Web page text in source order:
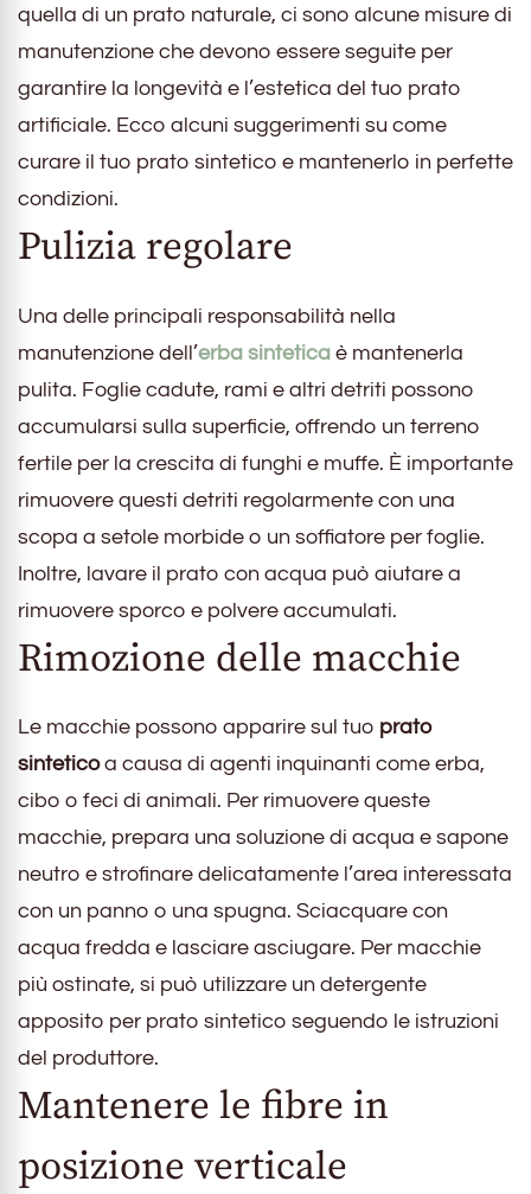
quella di un prato naturale, ci sono alcune misure di
manutenzione che devono essere seguite per
garantire la longevità e l’estetica del tuo prato
artificiale. Ecco alcuni suggerimenti su come
curare il tuo prato sintetico e mantenerlo in perfette
condizioni.
Pulizia regolare
Una delle principali responsabilità nella
manutenzione dell’erba sintetica è mantenerla
pulita. Foglie cadute, rami e altri detriti possono
accumularsi sulla superficie, offrendo un terreno
fertile per la crescita di funghi e muffe. È importante
rimuovere questi detriti regolarmente con una
scopa a setole morbide o un soffiatore per foglie.
Inoltre, lavare il prato con acqua può aiutare a
rimuovere sporco e polvere accumulati.
Rimozione delle macchie
Le macchie possono apparire sul tuo prato
sinteticoa causa di agenti inquinanti come erba,
cibo o feci di animali. Per rimuovere queste
macchie, prepara una soluzione di acqua e sapone
neutro e strofinare delicatamente l’area interessata
con un panno o una spugna. Sciacquare con
acqua fredda e lasciare asciugare. Per macchie
più ostinate, si può utilizzare un detergente
apposito per prato sintetico seguendo le istruzioni
del produttore.
Mantenere le fibre in
posizione verticale